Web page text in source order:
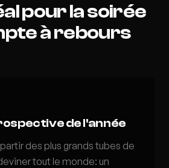
pour la soirée
à rebours
de l'année
des plus grands tubes de
tout le monde: un